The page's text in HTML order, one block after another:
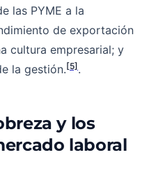
las PYME a la
de exportación
cultura empresarial; y
la gestión.[5] .
y los
laboral